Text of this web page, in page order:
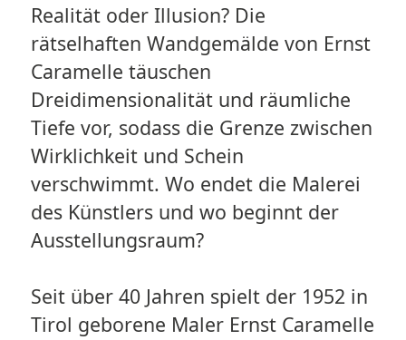
Realität oder Illusion? Die
rätselhaften Wandgemälde von Ernst
Caramelle täuschen
Dreidimensionalität und räumliche
Tiefe vor, sodass die Grenze zwischen
Wirklichkeit und Schein
verschwimmt. Wo endet die Malerei
des Künstlers und wo beginnt der
Ausstellungsraum?
Seit über 40 Jahren spielt der 1952 in
Tirol geborene Maler Ernst Caramelle